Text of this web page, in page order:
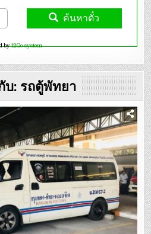
ค้นหาตั๋ว
by12Go system
บ: รถตู้พัทยา